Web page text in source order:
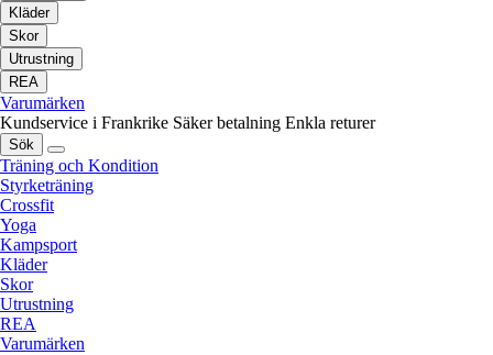
Kläder
Skor
Utrustning
REA
Varumärken
Kundservice i Frankrike Säker betalning Enkla returer
Sök
Träning och Kondition
Styrketräning
Crossfit
Yoga
Kampsport
Kläder
Skor
Utrustning
REA
Varumärken